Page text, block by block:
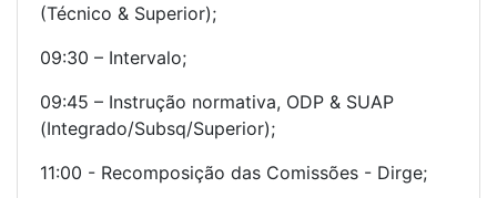
(Técnico & Superior);
09:30 – Intervalo;
09:45 – Instrução normativa, ODP & SUAP
(Integrado/Subsq/Superior);
11:00 - Recomposição das Comissões - Dirge;